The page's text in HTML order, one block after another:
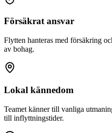
Försäkrat ansvar
Flytten hanteras med försäkring
av bohag.
Lokal kännedom
Teamet känner till vanliga
till inflyttningstider.